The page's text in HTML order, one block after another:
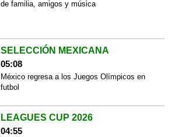
de familia, amigos y música
SELECCIÓN MEXICANA
05:08
México regresa a los Juegos Olímpicos en
futbol
LEAGUES CUP 2026
04:55